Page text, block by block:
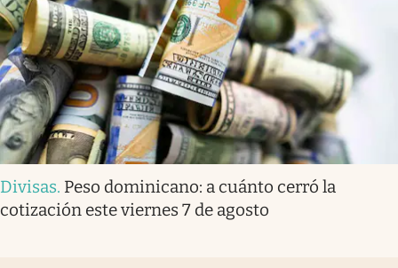
Divisas. Peso dominicano: a cuánto cerró la
cotización este viernes 7 de agosto